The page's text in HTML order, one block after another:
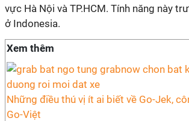
vực Hà Nội và TP.HCM. Tính năng này
ở Indonesia.
Xem thêm
Những điều thú vị ít ai biết về Go-Jek,
Go-Việt